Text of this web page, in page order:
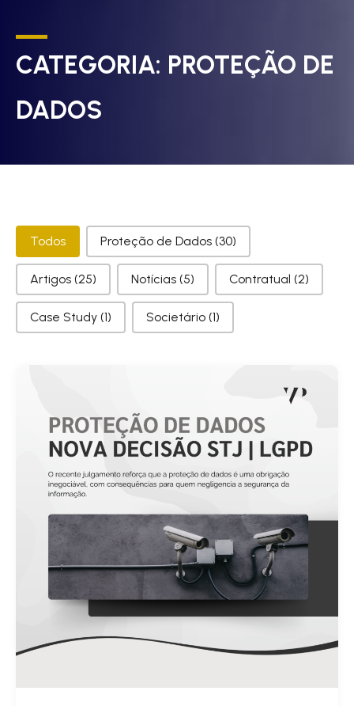
CATEGORIA: PROTEÇÃO DE
DADOS
Categorias
Todos Proteção de Dados (30)
Artigos (25) Notícias (5) Contratual (2)
Case Study (1) Societário (1)